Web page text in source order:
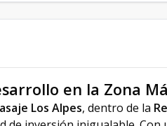
en la Zona
Los Alpes, dentro de la